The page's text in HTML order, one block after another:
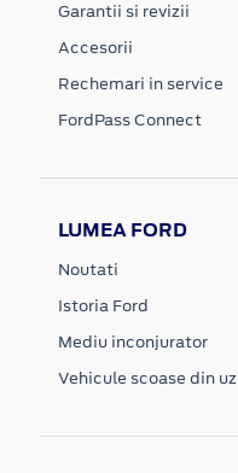
Garantii si revizii
Accesorii
Rechemari in service
FordPass Connect
LUMEA FORD
Noutati
Istoria Ford
Mediu inconjurator
Vehicule scoase din uz